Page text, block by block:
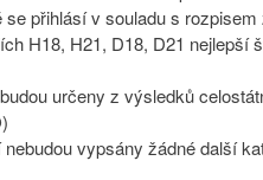
přihlásí v souladu s
H18, H21, D18, D21 nejlepší
určeny z výsledků
vypsány žádné další